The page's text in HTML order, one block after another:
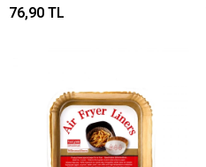
Kağıt )*100
76,90 TL